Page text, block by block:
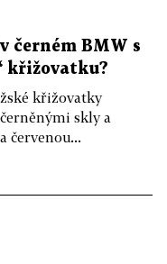
černém BMW s
křižovatku?
křižovatky
skly a
červenou...